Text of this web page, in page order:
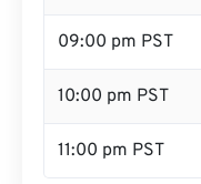
09:00 pm PST
10:00 pm PST
11:00 pm PST